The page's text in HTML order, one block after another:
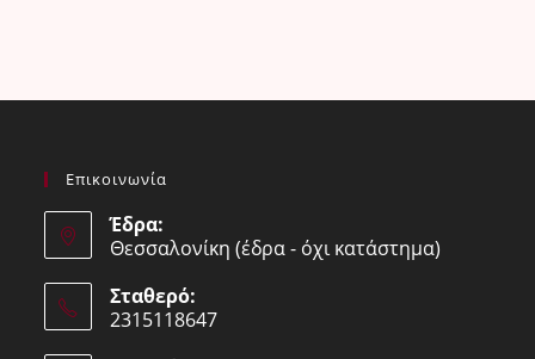
Επικοινωνία
Έδρα:
Θεσσαλονίκη (έδρα - όχι κατάστημα)
Σταθερό:
2315118647